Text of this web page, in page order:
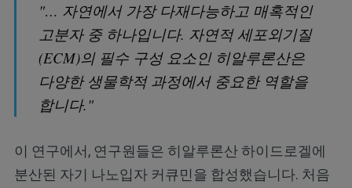
"… 자연에서 가장 다재다능하고 매혹적인
고분자 중 하나입니다. 자연적 세포외기질
(ECM)의 필수 구성 요소인 히알루론산은
다양한 생물학적 과정에서 중요한 역할을
합니다."
이 연구에서, 연구원들은 히알루론산 하이드로겔에
분산된 자기 나노입자 커큐민을 합성했습니다. 처음